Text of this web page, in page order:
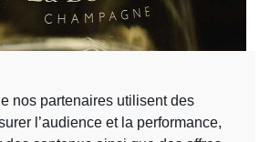
nos partenaires utilisent des
l’audience et la performance,